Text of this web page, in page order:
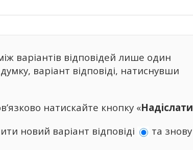
варіантів відповідей лише один
варіант відповіді, натиснувши
натискайте кнопку «Надіслати
новий варіант відповіді
та знову